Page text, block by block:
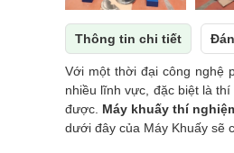
Thông tin chi tiết
Với một thời đại công nghệ
nhiều lĩnh vực, đặc biệt là
được. Máy khuấy thí
dưới đây của Máy Khuấy sẽ